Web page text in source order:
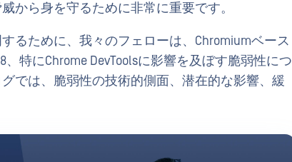
から身を守るために非常に重要です。
るために、我々のフェローは、Chromiumベース
特にChrome DevToolsに影響を及ぼす脆弱性につ
では、脆弱性の技術的側面、潜在的な影響、緩